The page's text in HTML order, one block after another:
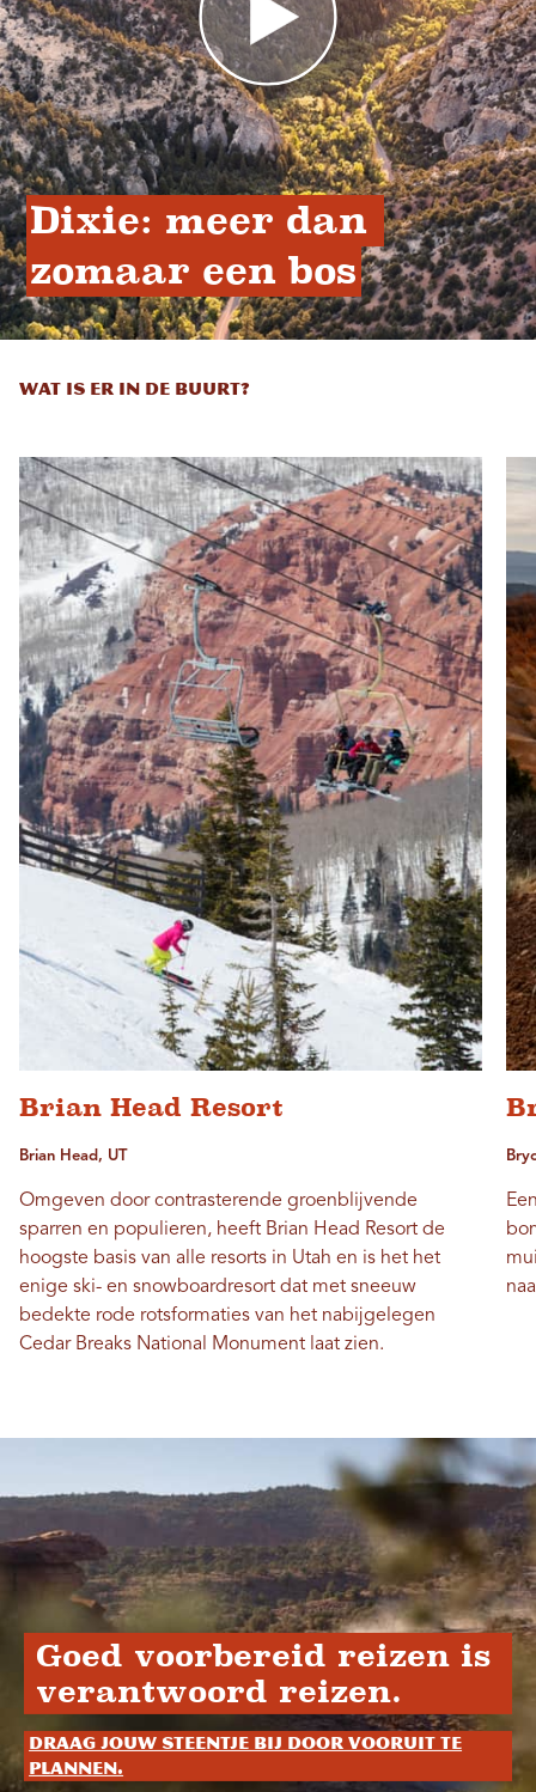
Dixie: meer dan
zomaar een bos
WAT IS ER IN DE BUURT?
Brian Head Resort
Brian Head, UT
Omgeven door contrasterende groenblijvende
sparren en populieren, heeft Brian Head Resort de
hoogste basis van alle resorts in Utah en is het het
enige ski- en snowboardresort dat met sneeuw
bedekte rode rotsformaties van het nabijgelegen
Cedar Breaks National Monument laat zien.
Goed voorbereid reizen is
verantwoord reizen.
Draag jouw steentje bij door vooruit te
plannen.